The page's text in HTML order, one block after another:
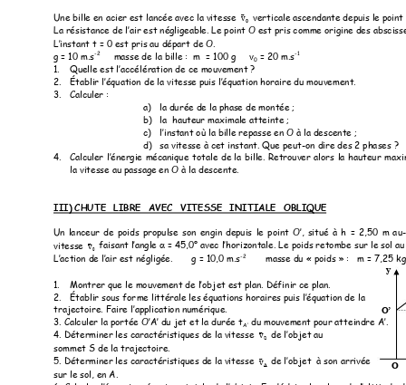
Une bille en acier est lancée avec la vitesse v0

verticale ascendante depuis le
La résistance de l’air est négligeable. Le point O est pris comme origine des
L’instant t = 0 est pris au départ de O.
g = 10 m.s-2 masse de la bille :  m  = 100 g
    v
0 = 20 m.s-1
1. Quelle est l’accélération de ce mouvement ?
2.
Établir l’équation de la vitesse puis l’équation horaire du mouvement.
3. Calculer :
a)
la durée de la phase de montée ;
b)
la  hauteur maximale atteinte ;
c)
l’instant où la bille repasse en O à la descente ;
d)
sa vitesse à cet instant. Que peut-on dire des 2 phases ?
4.
Calculer l’énergie mécanique totale de la bille. Retrouver alors la hauteur
la vitesse au passage en O à la descente.
III) CHUTE  LIBRE  AVEC  VITESSE  INITIALE  OBLIQUE
Un lanceur de poids propulse son engin depuis le point O’, situé à h = 2,50 m a
vitesse v0 faisant l’angle  = 45,0° avec l’horizontale. Le poids retombe sur le sol
L’action de l’air est négligée.       g = 10,0 m.s-2 masse du « poids » :   m = 7,25
1. Montrer que le mouvement de l’objet est plan. Définir ce plan.
2. Établir sous forme littérale les équations horaires puis l’équation de la
trajectoire. Faire l’application numérique.
3. Calculer la portée O’A’ du jet et la durée tA’ du mouvement pour atteindre A’.
4. Déterminer les caractéristiques de la vitesse vS
 de l’objet au
sommet S de la trajectoire.
5. Déterminer les caractéristiques de la vitesse vA
 de l’objet
  à son ar
rivée
sur le sol, en A.
y
O
O’